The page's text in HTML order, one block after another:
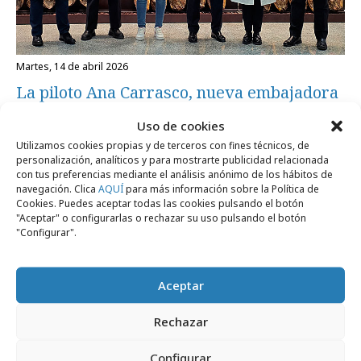
Uso de cookies
Utilizamos cookies propias y de terceros con fines técnicos, de
personalización, analíticos y para mostrarte publicidad relacionada
con tus preferencias mediante el análisis anónimo de los hábitos de
navegación. Clica AQUÍpara más información sobre la Política de
Cookies. Puedes aceptar todas las cookies pulsando el botón
"Aceptar" o configurarlas o rechazar su uso pulsando el botón
"Configurar".
Aceptar
Rechazar
Configurar
martes, 14 de abril 2026
La piloto Ana Carrasco, nueva embajadora
Campañas